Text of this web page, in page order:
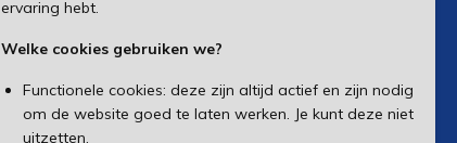
ervaring hebt.
Welke cookies gebruiken we?
Functionele cookies: deze zijn altijd actief en zijn nodig
om de website goed te laten werken. Je kunt deze niet
uitzetten.